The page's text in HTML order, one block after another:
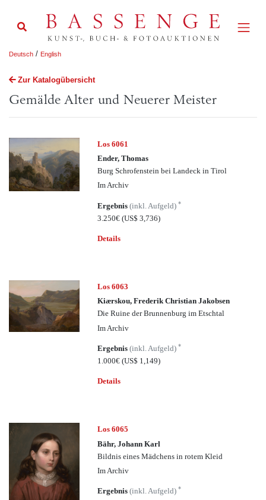
Deutsch / English
Zur Katalogübersicht
Gemälde Alter und Neuerer Meister
Los 6061
Ender, Thomas
Burg Schrofenstein bei Landeck in Tirol
Im Archiv
Ergebnis(inkl. Aufgeld)*
3.250€(US$ 3,736)
Details
Los 6063
Kiærskou, Frederik Christian Jakobsen
Die Ruine der Brunnenburg im Etschtal
Im Archiv
Ergebnis(inkl. Aufgeld)*
1.000€(US$ 1,149)
Details
Los 6065
Bähr, Johann Karl
Bildnis eines Mädchens in rotem Kleid
Im Archiv
Ergebnis(inkl. Aufgeld)*